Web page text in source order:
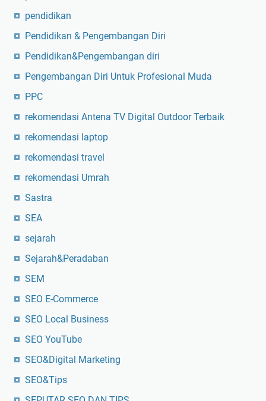
pendidikan
Pendidikan & Pengembangan Diri
Pendidikan&Pengembangan diri
Pengembangan Diri Untuk Profesional Muda
PPC
rekomendasi Antena TV Digital Outdoor Terbaik
rekomendasi laptop
rekomendasi travel
rekomendasi Umrah
Sastra
SEA
sejarah
Sejarah&Peradaban
SEM
SEO E-Commerce
SEO Local Business
SEO YouTube
SEO&Digital Marketing
SEO&Tips